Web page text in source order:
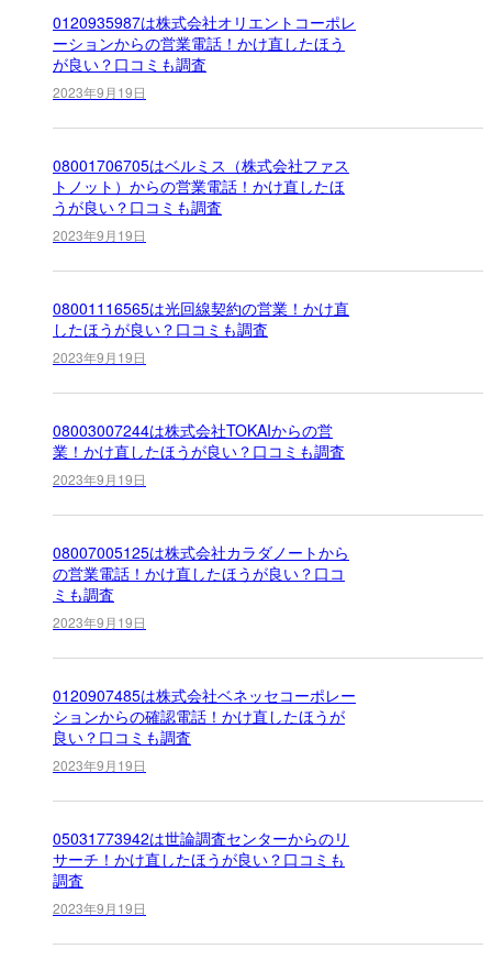
0120935987は株式会社オリエントコーポレ
ーションからの営業電話！かけ直したほう
が良い？口コミも調査
2023年9月19日
08001706705はベルミス（株式会社ファス
トノット）からの営業電話！かけ直したほ
うが良い？口コミも調査
2023年9月19日
08001116565は光回線契約の営業！かけ直
したほうが良い？口コミも調査
2023年9月19日
08003007244は株式会社TOKAIからの営
業！かけ直したほうが良い？口コミも調査
2023年9月19日
08007005125は株式会社カラダノートから
の営業電話！かけ直したほうが良い？口コ
ミも調査
2023年9月19日
0120907485は株式会社ベネッセコーポレー
ションからの確認電話！かけ直したほうが
良い？口コミも調査
2023年9月19日
05031773942は世論調査センターからのリ
サーチ！かけ直したほうが良い？口コミも
調査
2023年9月19日